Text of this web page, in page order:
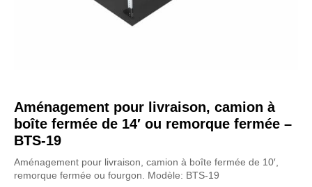
Aménagement pour livraison, camion à
boîte fermée de 14′ ou remorque fermée –
BTS-19
Aménagement pour livraison, camion à boîte fermée de 10′,
remorque fermée ou fourgon. Modèle: BTS-19